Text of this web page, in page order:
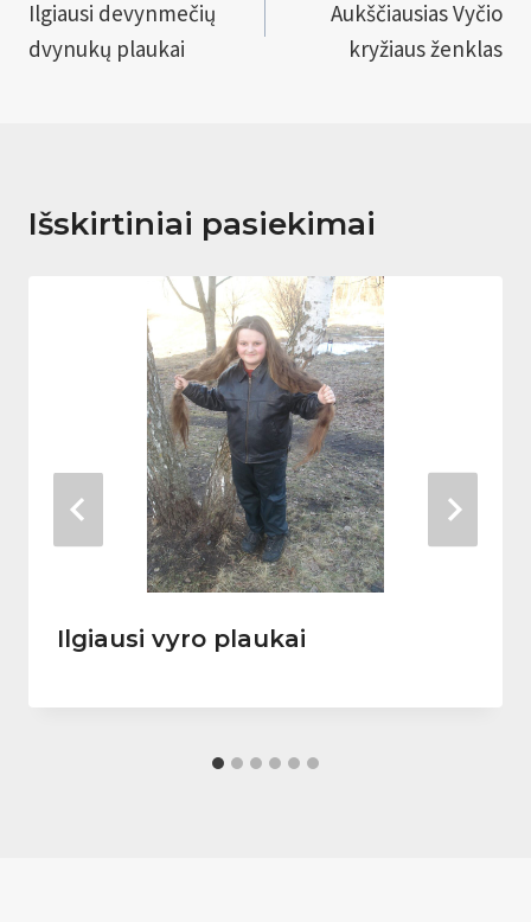
tarp
įrašų
Ilgiausi devynmečių
dvynukų plaukai
Aukščiausias Vyčio
kryžiaus ženklas
Išskirtiniai pasiekimai
Ilgiausi vyro plaukai